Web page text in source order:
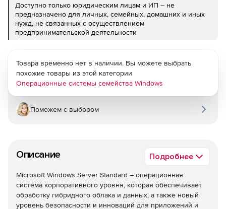
Доступно только юридическим лицам и ИП – не
предназначено для личных, семейных, домашних и иных
нужд, не связанных с осуществлением
предпринимательской деятельности
Описание Подробнее
Microsoft Windows Server Standard – операционная
система корпоративного уровня, которая обеспечивает
обработку гибридного облака и данных, а также новый
уровень безопасности и инноваций для приложений и
Товара временно нет в наличии. Вы можете выбрать
похожие товары из этой категории
Операционные системы семейства Windows
Поможем с выбором